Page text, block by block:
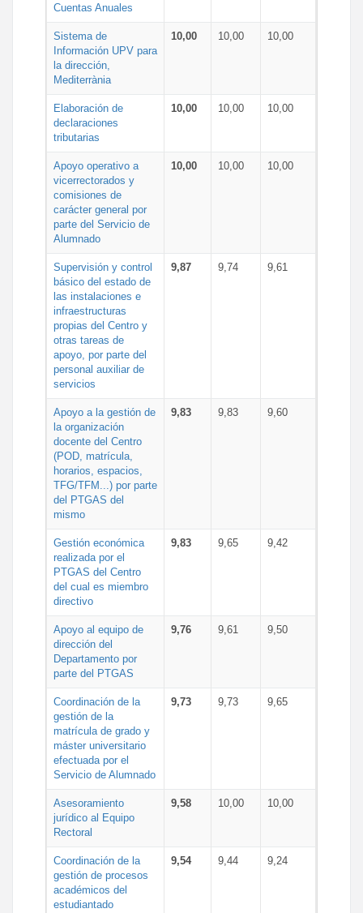
Cuentas Anuales
Sistema de
Información UPV para
la dirección,
Mediterrània
10,00 10,00 10,00
Elaboración de
declaraciones
tributarias
10,00 10,00 10,00
Apoyo operativo a
vicerrectorados y
comisiones de
carácter general por
parte del Servicio de
Alumnado
10,00 10,00 10,00
Supervisión y control
básico del estado de
las instalaciones e
infraestructuras
propias del Centro y
otras tareas de
apoyo, por parte del
personal auxiliar de
servicios
9,87 9,74 9,61
Apoyo a la gestión de
la organización
docente del Centro
(POD, matrícula,
horarios, espacios,
TFG/TFM...) por parte
del PTGAS del
mismo
9,83 9,83 9,60
Gestión económica
realizada por el
PTGAS del Centro
del cual es miembro
directivo
9,83 9,65 9,42
Apoyo al equipo de
dirección del
Departamento por
parte del PTGAS
9,76 9,61 9,50
Coordinación de la
gestión de la
matrícula de grado y
máster universitario
efectuada por el
Servicio de Alumnado
9,73 9,73 9,65
Asesoramiento
jurídico al Equipo
Rectoral
9,58 10,00 10,00
Coordinación de la
gestión de procesos
académicos del
estudiantado
9,54 9,44 9,24